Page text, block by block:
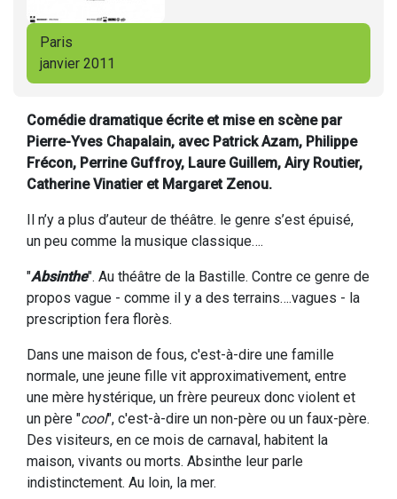
Paris
janvier 2011
Comédie dramatique écrite et mise en scène par
Pierre-Yves Chapalain, avec Patrick Azam, Philippe
Frécon, Perrine Guffroy, Laure Guillem, Airy Routier,
Catherine Vinatier et Margaret Zenou.
Il n’y a plus d’auteur de théâtre. le genre s’est épuisé,
un peu comme la musique classique….
"Absinthe". Au théâtre de la Bastille. Contre ce genre de
propos vague - comme il y a des terrains….vagues - la
prescription fera florès.
Dans une maison de fous, c'est-à-dire une famille
normale, une jeune fille vit approximativement, entre
une mère hystérique, un frère peureux donc violent et
un père "cool", c'est-à-dire un non-père ou un faux-père.
Des visiteurs, en ce mois de carnaval, habitent la
maison, vivants ou morts. Absinthe leur parle
indistinctement. Au loin, la mer.